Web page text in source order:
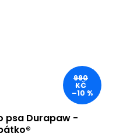
990
KČ
–10 %
psa Durapaw -